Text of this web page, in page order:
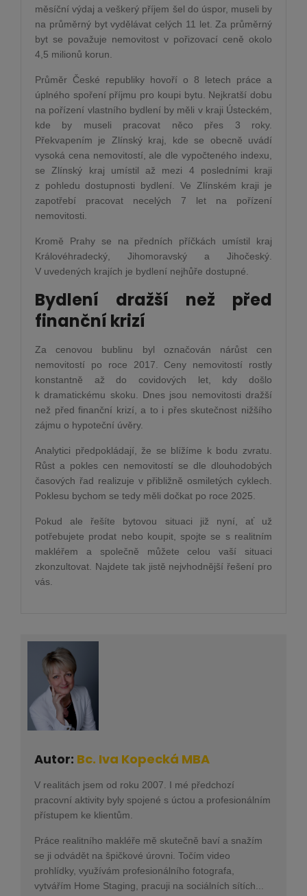
měsíční výdaj a veškerý příjem šel do úspor, museli by
na průměrný byt vydělávat celých 11 let. Za průměrný
byt se považuje nemovitost v pořizovací ceně okolo
4,5 milionů korun.
Průměr České republiky hovoří o 8 letech práce a
úplného spoření příjmu pro koupi bytu. Nejkratší dobu
na pořízení vlastního bydlení by měli v kraji Ústeckém,
kde by museli pracovat něco přes 3 roky.
Překvapením je Zlínský kraj, kde se obecně uvádí
vysoká cena nemovitostí, ale dle vypočteného indexu,
se Zlínský kraj umístil až mezi 4 posledními kraji
z pohledu dostupnosti bydlení. Ve Zlínském kraji je
zapotřebí pracovat necelých 7 let na pořízení
nemovitosti.
Kromě Prahy se na předních příčkách umístil kraj
Královéhradecký, Jihomoravský a Jihočeský.
V uvedených krajích je bydlení nejhůře dostupné.
Bydlení dražší než před
finanční krizí
Za cenovou bublinu byl označován nárůst cen
nemovitostí po roce 2017. Ceny nemovitostí rostly
konstantně až do covidových let, kdy došlo
k dramatickému skoku. Dnes jsou nemovitosti dražší
než před finanční krizí, a to i přes skutečnost nižšího
zájmu o hypoteční úvěry.
Analytici předpokládají, že se blížíme k bodu zvratu.
Růst a pokles cen nemovitostí se dle dlouhodobých
časových řad realizuje v přibližně osmiletých cyklech.
Poklesu bychom se tedy měli dočkat po roce 2025.
Pokud ale řešíte bytovou situaci již nyní, ať už
potřebujete prodat nebo koupit, spojte se s realitním
makléřem a společně můžete celou vaší situaci
zkonzultovat. Najdete tak jistě nejvhodnější řešení pro
vás.
Autor: Bc. Iva Kopecká MBA
V realitách jsem od roku 2007. I mé předchozí
pracovní aktivity byly spojené s úctou a profesionálním
přístupem ke klientům.
Práce realitního makléře mě skutečně baví a snažím
se ji odvádět na špičkové úrovni. Točím video
prohlídky, využívám profesionálního fotografa,
vytvářím Home Staging, pracuji na sociálních sítích...